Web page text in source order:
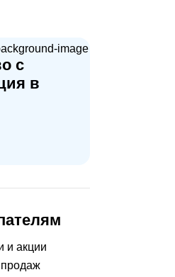
с
в
и акции